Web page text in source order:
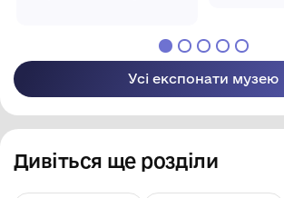
Усі експонати музею
Дивіться ще розділи